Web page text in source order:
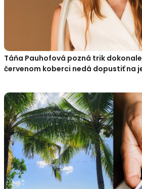
Táňa Pauhofová pozná trik
červenom koberci nedá dopustiť na